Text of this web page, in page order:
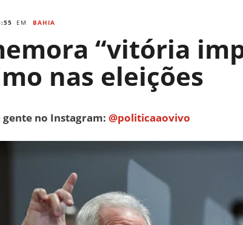
EM BAHIA
“vitória
nas eleições
gente no Instagram: @politicaaovivo